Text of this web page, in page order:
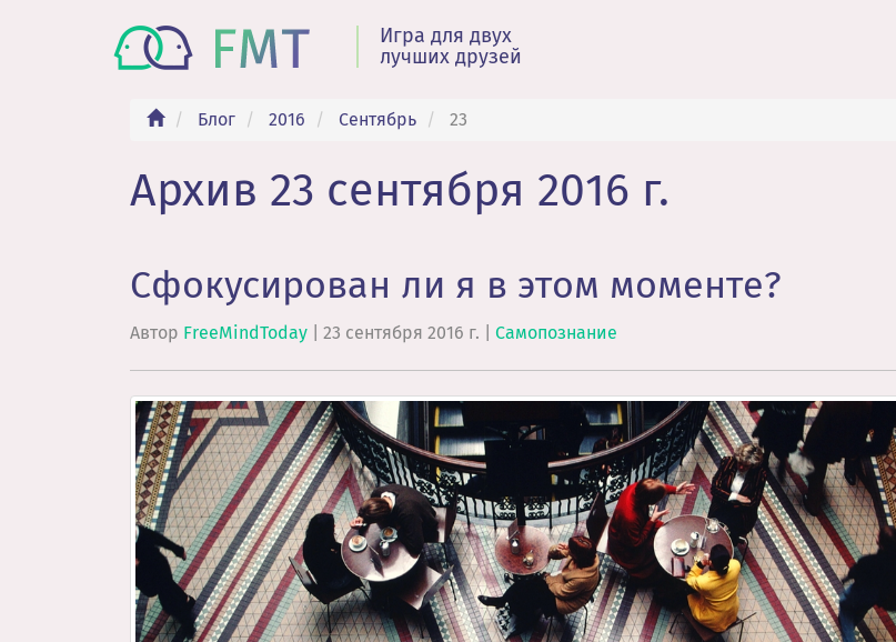
Игра для двух
лучших друзей
Блог 2016 Сентябрь 23
Архив 23 сентября 2016 г.
Cфокусирован ли я в этом моменте?
Автор FreeMindToday 23 сентября 2016 г. Самопознание